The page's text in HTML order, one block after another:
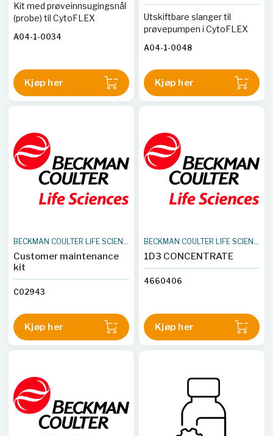
Kit med prøveinnsugingsnål
(probe) til CytoFLEX
A04-1-0034
Kjøp her
Utskiftbare slanger til
prøvepumpen i CytoFLEX
A04-1-0048
Kjøp her
BECKMAN COULTER LIFE SCIENCES
Customer maintenance
kit
C02943
Kjøp her
BECKMAN COULTER LIFE SCIENCES
1D3 CONCENTRATE
4660406
Kjøp her